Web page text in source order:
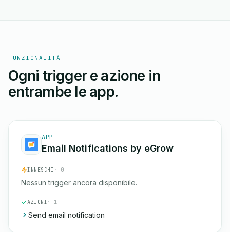
FUNZIONALITÀ
Ogni trigger e azione in
entrambe le app.
APP
Email Notifications by eGrow
INNESCHI · 0
Nessun trigger ancora disponibile.
AZIONI · 1
Send email notification